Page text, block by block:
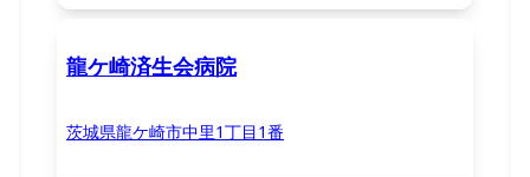
龍ケ崎済生会病院
茨城県龍ケ崎市中里1丁目1番